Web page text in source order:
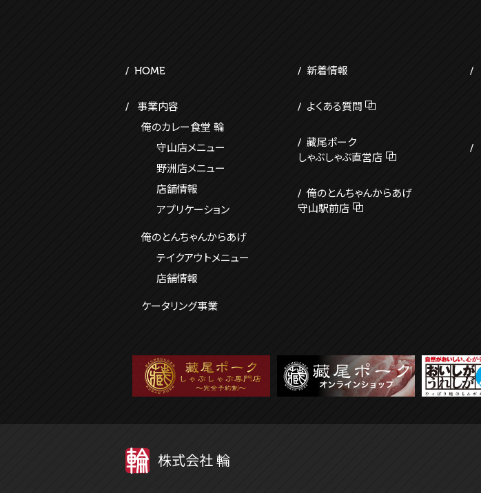
HOME
事業内容
俺のカレー食堂 輪
守山店メニュー
野洲店メニュー
店舗情報
アプリケーション
俺のとんちゃんからあげ
テイクアウトメニュー
店舗情報
ケータリング事業
新着情報
よくある質問
藏尾ポーク
しゃぶしゃぶ直営店
俺のとんちゃんからあげ
守山駅前店
株式会社 輪